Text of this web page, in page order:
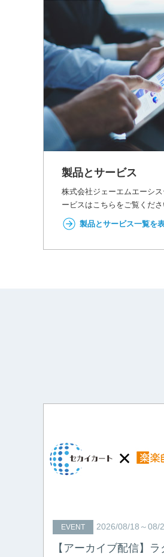
製品とサービス
株式会社ジェーエムエーシ
ービスはこちらをご覧くださ
製品とサービス一覧を
EVENT 2026/08/18～08/
【アーカイブ配信】ラ